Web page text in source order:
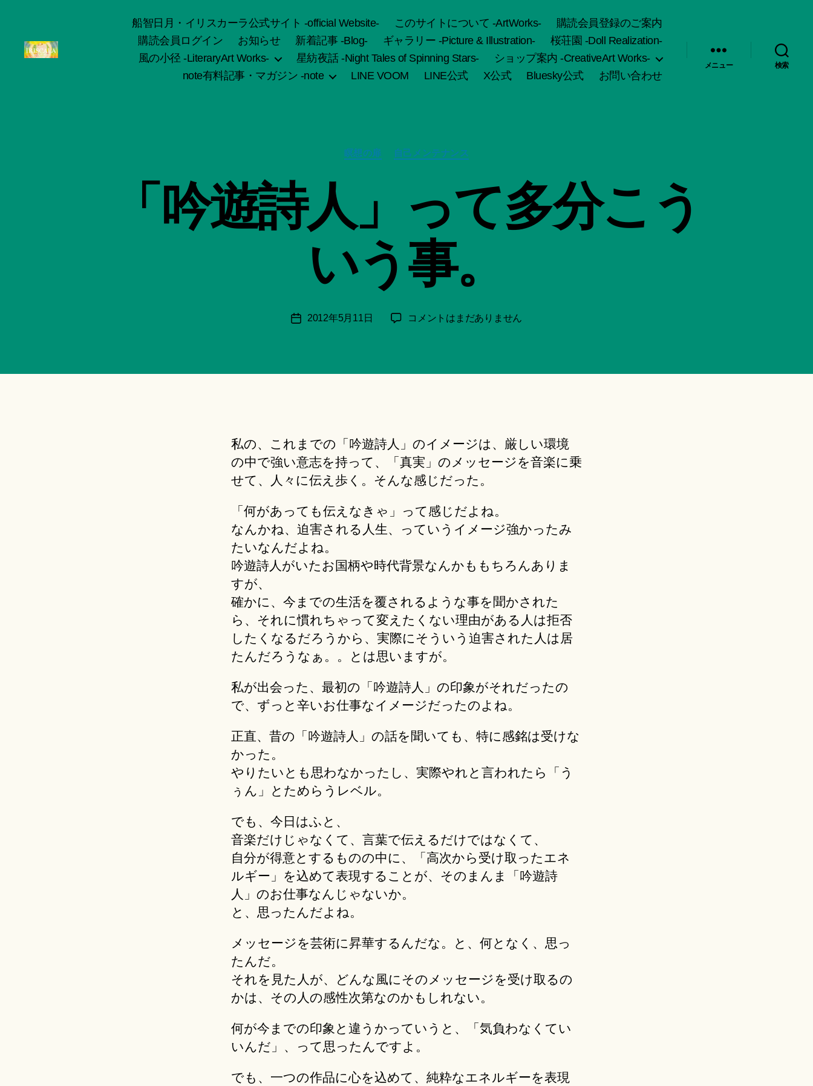
船智日月・イリスカーラ公式サイト -official Website- このサイトについて -ArtWorks-
購読会員登録のご案内
購読会員ログイン
お知らせ 新着記事 -Blog- ギャラリー -Picture & Illustration-
桜荘園 -Doll Realization-
風の小径 -LiteraryArt Works-
星紡夜話 -Night Tales of Spinning Stars-
ショップ案内 -CreativeArt Works-
note有料記事・マガジン -note
LINE VOOM LINE公式 X公式 Bluesky公式 お問い合わせ
メニュー 検索
カ
テ
ー
瞑想の扉 自己メンテナンス
「吟遊詩人」って多分こう
いう事。
者
:
船
智
日
月
＊
投
2012年5月11日
「吟
っ
う
い
う
へ
コメントはまだありません
私の、これまでの「吟遊詩人」のイメージは、厳しい環境
の中で強い意志を持って、「真実」のメッセージを音楽に乗
せて、人々に伝え歩く。そんな感じだった。
「何があっても伝えなきゃ」って感じだよね。
なんかね、迫害される人生、っていうイメージ強かったみ
たいなんだよね。
吟遊詩人がいたお国柄や時代背景なんかももちろんありま
すが、
確かに、今までの生活を覆されるような事を聞かされた
ら、それに慣れちゃって変えたくない理由がある人は拒否
したくなるだろうから、実際にそういう迫害された人は居
たんだろうなぁ。。とは思いますが。
私が出会った、最初の「吟遊詩人」の印象がそれだったの
で、ずっと辛いお仕事なイメージだったのよね。
正直、昔の「吟遊詩人」の話を聞いても、特に感銘は受けな
かった。
やりたいとも思わなかったし、実際やれと言われたら「う
ぅん」とためらうレベル。
でも、今日はふと、
音楽だけじゃなくて、言葉で伝えるだけではなくて、
自分が得意とするものの中に、「高次から受け取ったエネ
ルギー」を込めて表現することが、そのまんま「吟遊詩
人」のお仕事なんじゃないか。
と、思ったんだよね。
メッセージを芸術に昇華するんだな。と、何となく、思っ
たんだ。
それを見た人が、どんな風にそのメッセージを受け取るの
かは、その人の感性次第なのかもしれない。
何が今までの印象と違うかっていうと、「気負わなくてい
いんだ」、って思ったんですよ。
でも、一つの作品に心を込めて、純粋なエネルギーを表現